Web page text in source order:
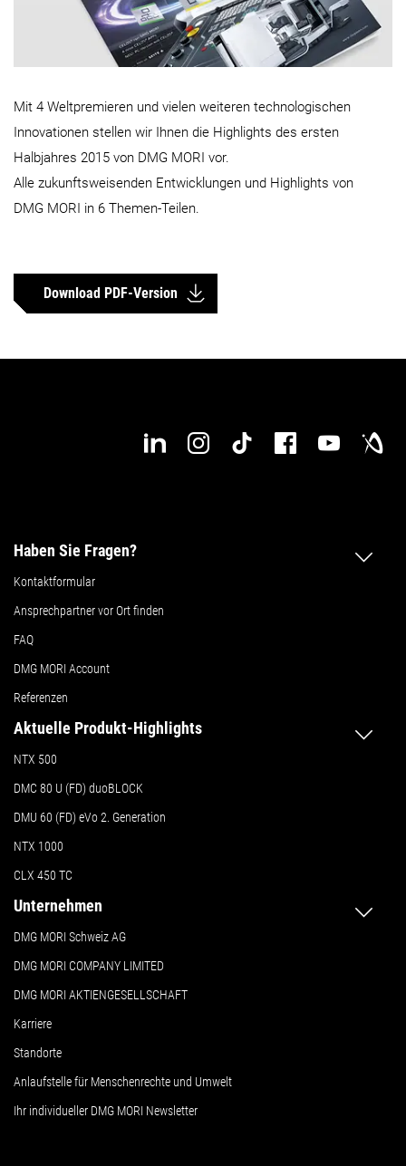
Mit 4 Weltpremieren und vielen weiteren technologischen
Innovationen stellen wir Ihnen die Highlights des ersten
Halbjahres 2015 von DMG MORI vor.
Alle zukunftsweisenden Entwicklungen und Highlights von
DMG MORI in 6 Themen-Teilen.
Download PDF-Version
Haben Sie Fragen?
Kontaktformular
Ansprechpartner vor Ort finden
FAQ
DMG MORI Account
Referenzen
Aktuelle Produkt-Highlights
NTX 500
DMC 80 U (FD) duoBLOCK
DMU 60 (FD) eVo 2. Generation
NTX 1000
CLX 450 TC
Unternehmen
DMG MORI Schweiz AG
DMG MORI COMPANY LIMITED
DMG MORI AKTIENGESELLSCHAFT
Karriere
Standorte
Anlaufstelle für Menschenrechte und Umwelt
Ihr individueller DMG MORI Newsletter